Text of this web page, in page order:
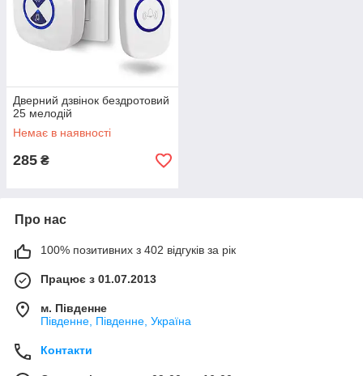
Дверний дзвінок бездротовий
25 мелодій
Немає в наявності
285 ₴
Про нас
100% позитивних з 402 відгуків за рік
Працює з 01.07.2013
м. Південне
Південне, Південне, Україна
Контакти